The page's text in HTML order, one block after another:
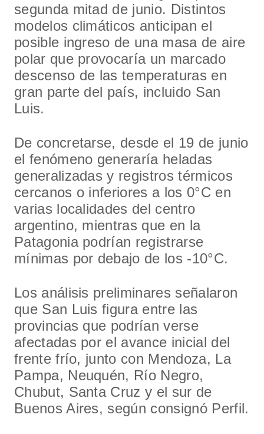
segunda mitad de junio. Distintos
modelos climáticos anticipan el
posible ingreso de una masa de aire
polar que provocaría un marcado
descenso de las temperaturas en
gran parte del país, incluido San
Luis.
De concretarse, desde el 19 de junio
el fenómeno generaría heladas
generalizadas y registros térmicos
cercanos o inferiores a los 0°C en
varias localidades del centro
argentino, mientras que en la
Patagonia podrían registrarse
mínimas por debajo de los -10°C.
Los análisis preliminares señalaron
que San Luis figura entre las
provincias que podrían verse
afectadas por el avance inicial del
frente frío, junto con Mendoza, La
Pampa, Neuquén, Río Negro,
Chubut, Santa Cruz y el sur de
Buenos Aires, según consignó Perfil.